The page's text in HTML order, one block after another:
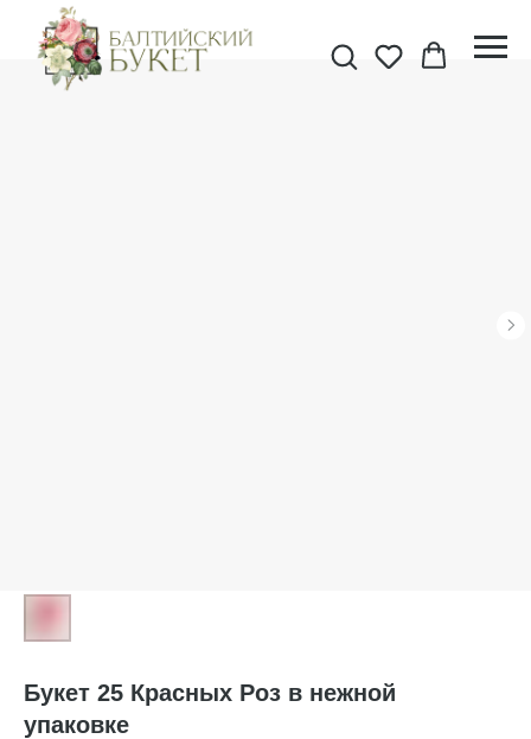
Букет 25 Красных Роз в нежной
упаковке